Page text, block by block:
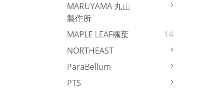
MARUYAMA 丸山
製作所
MAPLE LEAF楓葉
14
NORTHEAST
ParaBellum
PTS